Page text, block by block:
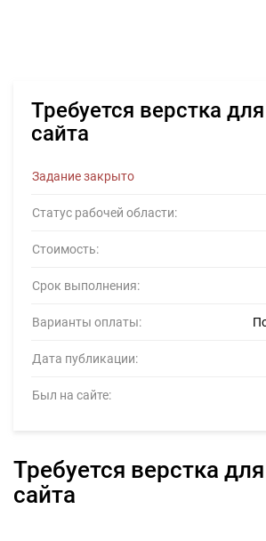
Требуется верстка
сайта
Задание закрыто
Статус рабочей области:
Стоимость:
Срок выполнения:
Варианты оплаты:
Дата публикации:
Был на сайте:
Требуется верстка для bootstrap
сайта